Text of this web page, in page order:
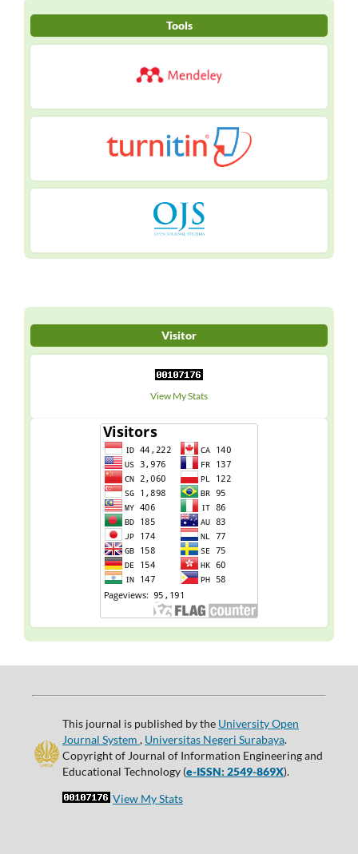
Tools
Visitor
View My Stats
This journal is published by the University Open
Journal System , Universitas Negeri Surabaya.
Copyright of Journal of Information Engineering and
Educational Technology (e-ISSN: 2549-869X).
View My Stats